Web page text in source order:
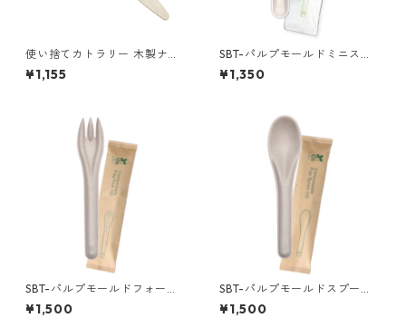
使い捨てカトラリー 木製ナイ
フ165 1袋（100本入）
¥1,155
SBT-パルプモールドミニスプ
ーン110白（個包装）100本/袋
¥1,350
SBT-パルプモールドフォーク1
60（個包装）100本
¥1,500
SBT-パルプモールドスプーン1
50（個包装）100本
¥1,500